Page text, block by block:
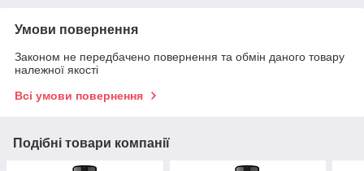
Умови повернення
Законом не передбачено повернення та обмін даного товару
належної якості
Всі умови повернення
Подібні товари компанії